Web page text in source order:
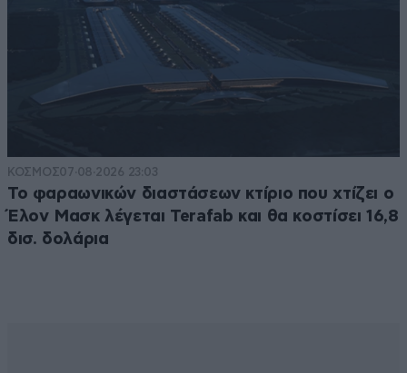
ΚΟΣΜΟΣ07·08·2026 23:03
Το φαραωνικών διαστάσεων κτίριο που χτίζει ο
Έλον Μασκ λέγεται Terafab και θα κοστίσει 16,8
δισ. δολάρια